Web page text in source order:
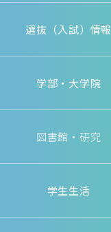
選抜（入試）情報
学部・大学院
図書館・研究
学生生活